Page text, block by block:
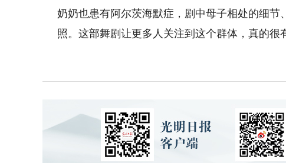
奶奶也患有阿尔茨海默症，剧中母子相处的细
照。这部舞剧让更多人关注到这个群体，真的很